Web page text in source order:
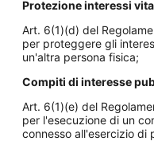
Protezione interessi
Art. 6(1)(d) del
per proteggere gli
un'altra persona fisica;
Compiti di interesse
Art. 6(1)(e) del
per l'esecuzione di un
connesso all'esercizio di